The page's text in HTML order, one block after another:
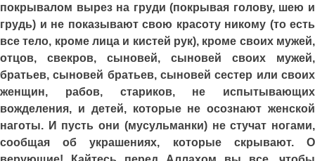
покрывалом вырез на груди (покрывая голову, шею и
грудь) и не показывают свою красоту никому (то есть
все тело, кроме лица и кистей рук), кроме своих мужей,
отцов, свекров, сыновей, сыновей своих мужей,
братьев, сыновей братьев, сыновей сестер или своих
женщин, рабов, стариков, не испытывающих
вожделения, и детей, которые не осознают женской
наготы. И пусть они (мусульманки) не стучат ногами,
сообщая об украшениях, которые скрывают. О